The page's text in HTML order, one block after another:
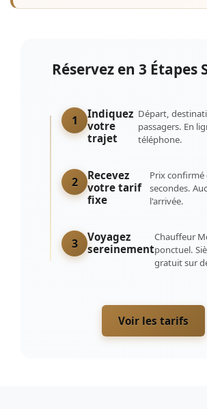
Réservez en 3 Étapes
1
Indiquez
votre
trajet
Départ,
passagers. En
téléphone.
2
Recevez
votre tarif
fixe
Prix confirmé
secondes.
l'arrivée.
3
Voyagez
sereinement
Chauffeur
ponctuel.
gratuit sur
Voir les tarifs